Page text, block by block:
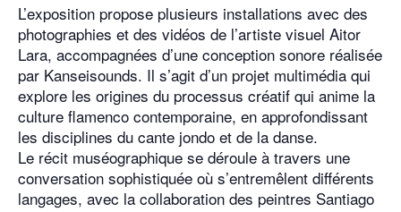
L’exposition propose plusieurs installations avec des
photographies et des vidéos de l’artiste visuel Aitor
Lara, accompagnées d’une conception sonore réalisée
par Kanseisounds. Il s’agit d’un projet multimédia qui
explore les origines du processus créatif qui anime la
culture flamenco contemporaine, en approfondissant
les disciplines du cante jondo et de la danse.
Le récit muséographique se déroule à travers une
conversation sophistiquée où s’entremêlent différents
langages, avec la collaboration des peintres Santiago